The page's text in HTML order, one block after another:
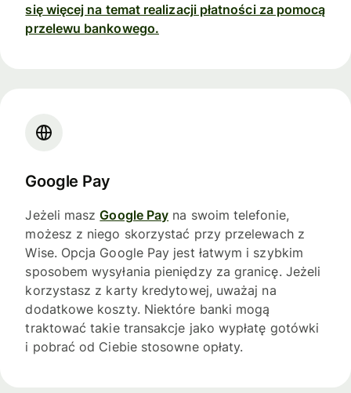
się więcej na temat realizacji płatności za pomocą
przelewu bankowego.
Google Pay
Jeżeli maszGoogle Pay na swoim telefonie,
możesz z niego skorzystać przy przelewach z
Wise. Opcja Google Pay jest łatwym i szybkim
sposobem wysyłania pieniędzy za granicę. Jeżeli
korzystasz z karty kredytowej, uważaj na
dodatkowe koszty. Niektóre banki mogą
traktować takie transakcje jako wypłatę gotówki
i pobrać od Ciebie stosowne opłaty.